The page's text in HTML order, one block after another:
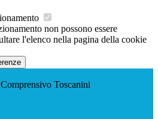
non possono essere
l'elenco nella pagina della cookie
Toscanini